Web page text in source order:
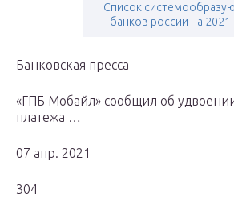
Список
банков россии на 2021
Банковская пресса
«ГПБ Мобайл» сообщил об
платежа …
07 апр. 2021
304